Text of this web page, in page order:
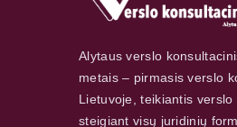
Alytaus verslo
metais – pirmasis verslo
Lietuvoje, teikiantis verslo
steigiant visų juridinių